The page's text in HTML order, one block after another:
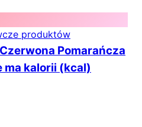
produktów
Pomarańcza
ma kalorii (kcal)